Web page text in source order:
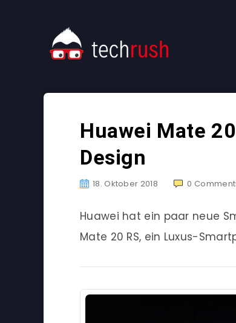
Huawei Mate
Design
18. Oktober 2018 0
Huawei hat ein paar neue
Mate 20 RS, ein Luxus-